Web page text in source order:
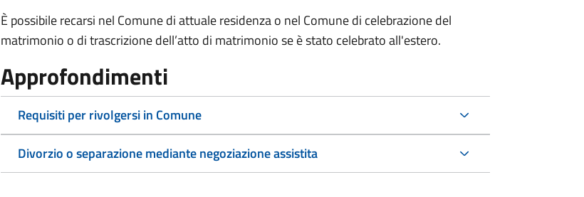
È possibile recarsi nel Comune di attuale residenza o nel Comune di celebrazione del
matrimonio o di trascrizione dell’atto di matrimonio se è stato celebrato all'estero.
Approfondimenti
Requisiti per rivolgersi in Comune
Divorzio o separazione mediante negoziazione assistita